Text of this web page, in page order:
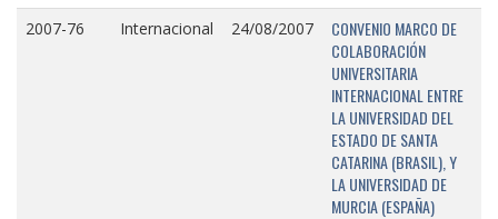
2007-76 Internacional 24/08/2007
CONVENIO MARCO DE
COLABORACIÓN
UNIVERSITARIA
INTERNACIONAL ENTRE
LA UNIVERSIDAD DEL
ESTADO DE SANTA
CATARINA (BRASIL), Y
LA UNIVERSIDAD DE
MURCIA (ESPAÑA)